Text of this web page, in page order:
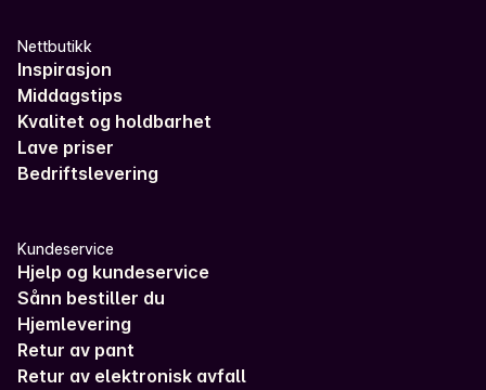
Nettbutikk
Inspirasjon
Middagstips
Kvalitet og holdbarhet
Lave priser
Bedriftslevering
Kundeservice
Hjelp og kundeservice
Sånn bestiller du
Hjemlevering
Retur av pant
Retur av elektronisk avfall